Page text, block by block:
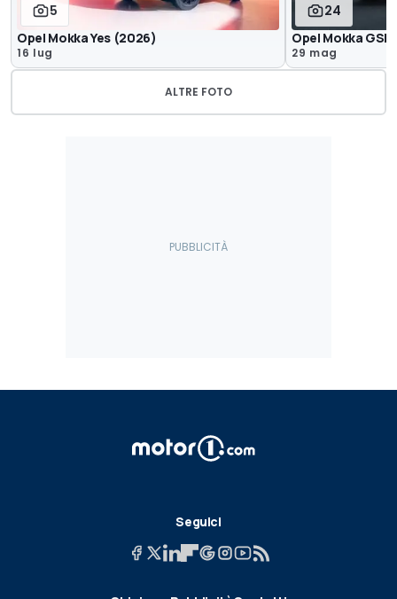
5
Opel Mokka Yes (2026)
16 lug
24
Opel Mokka GSE
29 mag
ALTRE FOTO
Seguici